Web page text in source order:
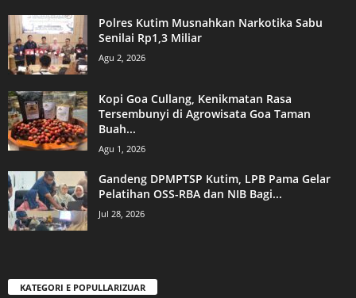
Polres Kutim Musnahkan Narkotika Sabu
Senilai Rp1,3 Miliar
Agu 2, 2026
Kopi Goa Cullang, Kenikmatan Rasa
Tersembunyi di Agrowisata Goa Taman
Buah...
Agu 1, 2026
Gandeng DPMPTSP Kutim, LPB Pama Gelar
Pelatihan OSS-RBA dan NIB Bagi...
Jul 28, 2026
KATEGORI E POPULLARIZUAR